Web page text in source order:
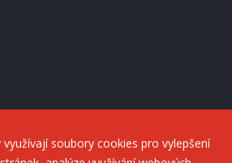
soubory cookies pro vylepšení